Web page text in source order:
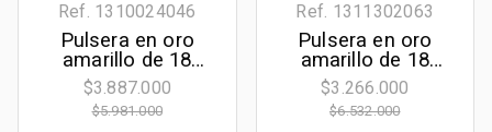
Ref. 1310024046
Pulsera en oro
amarillo de 18
Kilates, 19 cm. de
largo, 2.50 mm. de
ancho
$3.887.000
$5.981.000
Ref. 1311302063
Pulsera en oro
amarillo de 18
Kilates, 21 cm. de
largo, 5 mm. de
ancho
$3.266.000
$6.532.000